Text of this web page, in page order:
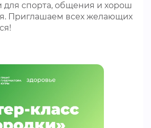
спорта, общения и хорош
Приглашаем всех желающих